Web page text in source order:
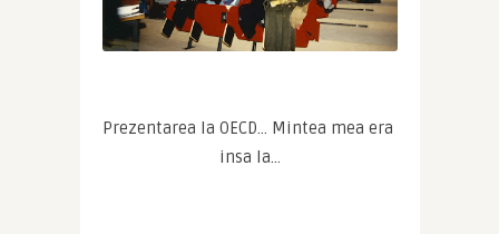
Prezentarea la OECD… Mintea mea era
insa la…